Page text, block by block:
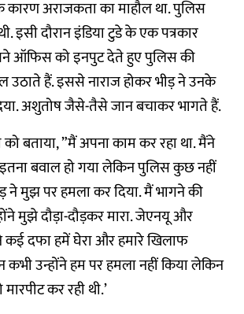
अराजकता का माहौल था. पुलिस
इसी दौरान इंडिया टुडे के एक पत्रकार
ऑफिस को इनपुट देते हुए पुलिस की
उठाते हैं. इससे नाराज होकर भीड़ ने उनके
अशुतोष जैसे-तैसे जान बचाकर भागते हैं.
को बताया, ”मैं अपना काम कर रहा था. मैंने
बवाल हो गया लेकिन पुलिस कुछ नहीं
ने मुझ पर हमला कर दिया. मैं भागने की
मुझे दौड़ा-दौड़कर मारा. जेएनयू और
कई दफा हमें घेरा और हमारे खिलाफ
कभी उन्होंने हम पर हमला नहीं किया लेकिन
कर रही थी.’